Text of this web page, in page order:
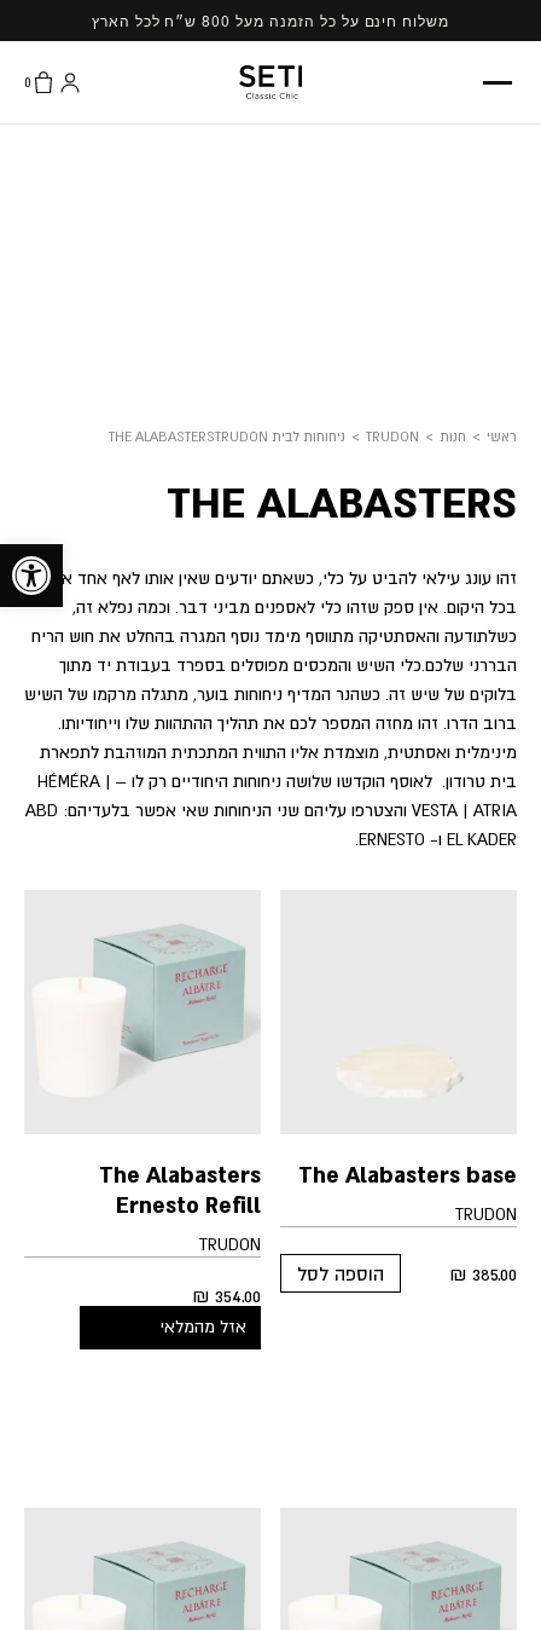
content
משלוח חינם על כל הזמנה מעל 800 ש״ח לכל הארץ
0
ראשי > חנות >
TRUDON
> ניחוחות לבית TRUDON THE ALABASTERS
THE ALABASTERS
זהו עונג עילאי להביט על כלי, כשאתם יודעים שאין אותו לאף אחד אחר
בכל היקום. אין ספק שזהו כלי לאספנים מביני דבר. וכמה נפלא זה,
כשלתודעה והאסתטיקה מתווסף מימד נוסף המגרה בהחלט את חוש הריח
הבררני שלכם.כלי השיש והמכסים מפוסלים בספרד בעבודת יד מתוך
בלוקים של שיש זה. כשהנר המדיף ניחוחות בוער, מתגלה מרקמו של השיש
ברוב הדרו. זהו מחזה המספר לכם את תהליך ההתהוות שלו וייחודיותו.
מינימלית ואסתטית, מוצמדת אליו התווית המתכתית המוזהבת לתפארת
בית טרודון. לאוסף הוקדשו שלושה ניחוחות היחודיים רק לו – HÉMÉRA |
VESTA | ATRIA והצטרפו עליהם שני הניחוחות שאי אפשר בלעדיהם: ABD
EL KADER ו- ERNESTO.
The Alabasters base
TRUDON
385.00
₪ הוספה לסל
The Alabasters
Ernesto Refill
TRUDON
354.00
₪
אזל מהמלאי